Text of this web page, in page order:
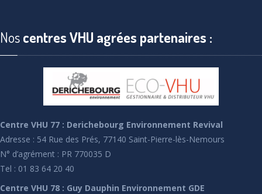
Noscentres VHU agrées partenaires :
Centre VHU 77 : Derichebourg Environnement Revival
Adresse : 54 Rue des Prés, 77140 Saint-Pierre-lès-Nemours
N° d’agrément : PR 770035 D
Tel : 01 83 64 20 40
Centre VHU 78 : Guy Dauphin Environnement GDE